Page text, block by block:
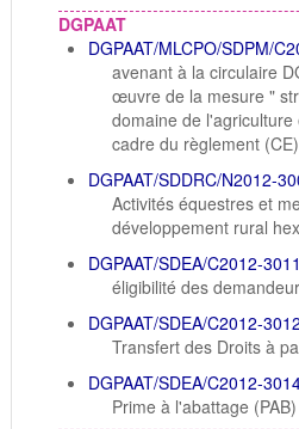
DGPAAT
DGPAAT/MLCPO/SDPM/
avenant à la circulaire
œuvre de la mesure "
domaine de
cadre du règlement
DGPAAT/SDDRC/N2012-
Activités équestres et
développement rural
DGPAAT/SDEA/C2012-3011
éligibilité des
DGPAAT/SDEA/C2012-3012
Transfert des Droits à
DGPAAT/SDEA/C2012-
Prime à l'abattage